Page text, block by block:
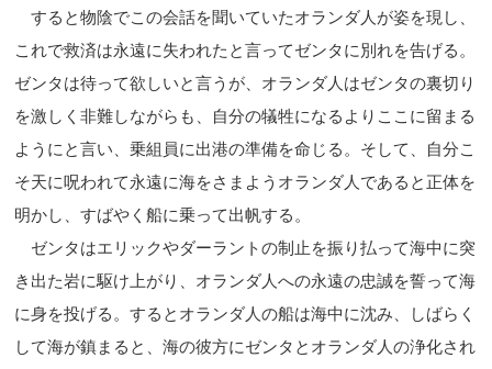
すると物陰でこの会話を聞いていたオランダ人が姿を現し、
これで救済は永遠に失われたと言ってゼンタに別れを告げる。
ゼンタは待って欲しいと言うが、オランダ人はゼンタの裏切り
を激しく非難しながらも、自分の犠牲になるよりここに留まる
ようにと言い、乗組員に出港の準備を命じる。そして、自分こ
そ天に呪われて永遠に海をさまようオランダ人であると正体を
明かし、すばやく船に乗って出帆する。
ゼンタはエリックやダーラントの制止を振り払って海中に突
き出た岩に駆け上がり、オランダ人への永遠の忠誠を誓って海
に身を投げる。するとオランダ人の船は海中に沈み、しばらく
して海が鎮まると、海の彼方にゼンタとオランダ人の浄化され